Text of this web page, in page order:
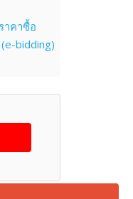
าคาซื้อ
bidding)